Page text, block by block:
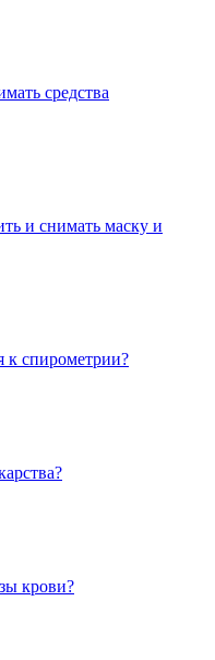
средства
и снимать маску и
к спирометрии?
крови?